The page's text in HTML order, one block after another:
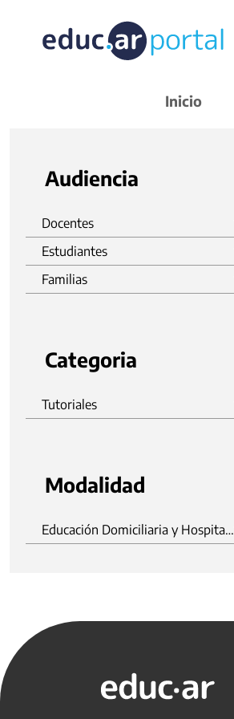
Inicio
Audiencia
Docentes
Estudiantes
Familias
Categoria
Tutoriales
Modalidad
Educación Domiciliaria y Hospitalaria